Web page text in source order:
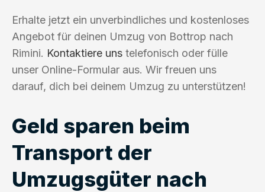
Erhalte jetzt ein unverbindliches und kostenloses
Angebot für deinen Umzug von Bottrop nach
Rimini. Kontaktiere uns telefonisch oder fülle
unser Online-Formular aus. Wir freuen uns
darauf, dich bei deinem Umzug zu unterstützen!
Geld sparen beim
Transport der
Umzugsgüter nach